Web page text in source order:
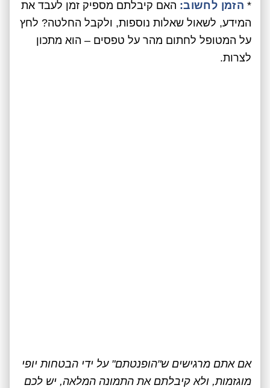
* הזמן לחשוב: האם קיבלתם מספיק זמן לעבד את
המידע, לשאול שאלות נוספות, ולקבל החלטה? לחץ
על המטופל לחתום מהר על טפסים – הוא מתכון
לצרות.
אם אתם מרגישים ש"הופנטתם" על ידי הבטחות יופי
מוגזמות, ולא קיבלתם את התמונה המלאה, יש לכם